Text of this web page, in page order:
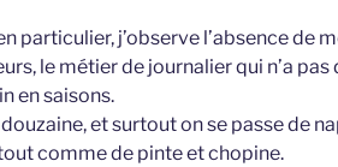
particulier, j’observe l’absence de
le métier de journalier qui n’a
en saisons.
et surtout on se passe de
comme de pinte et chopine.